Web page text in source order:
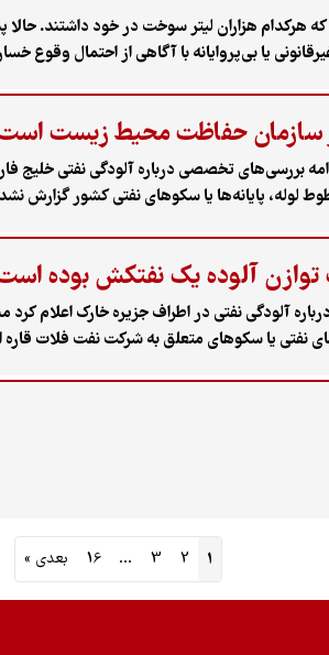
که هرکدام هزاران لیتر سوخت در خود
یا بی‌پروایانه با آگاهی از احتمال وقوع
درخور به این گزارش و گزارش پیشین (جنگ ۱۲روزه) داده
سازمان حفاظت محیط زیست
بررسی‌های تخصصی درباره آلودگی نفتی خلیج
لوله، پایانه‌ها یا سکوهای نفتی کشور گزارش
توازن آلوده یک نفتکش بوده
آلودگی نفتی در اطراف جزیره خارک اعلام
نفتی یا سکوهای متعلق به شرکت نفت فلات
1
2
3
…
16 بعدی »